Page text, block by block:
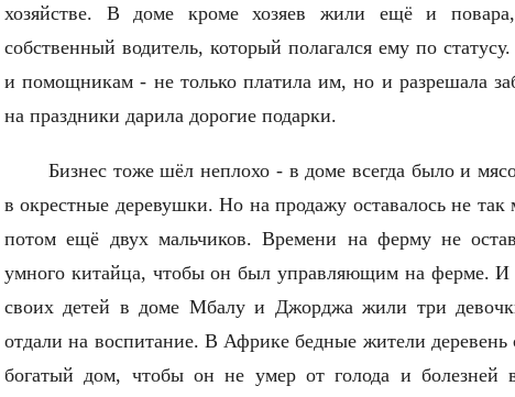
хозяйстве. В доме кроме хозяев жили ещё и
собственный водитель, который полагался ему по
и помощникам - не только платила им, но и разрешала
на праздники дарила дорогие подарки.
Бизнес тоже шёл неплохо - в доме всегда было и
в окрестные деревушки. Но на продажу оставалось не
потом ещё двух мальчиков. Времени на ферму не
умного китайца, чтобы он был управляющим на ферме. И
своих детей в доме Мбалу и Джорджа жили три
отдали на воспитание. В Африке бедные жители деревень
богатый дом, чтобы он не умер от голода и болезней